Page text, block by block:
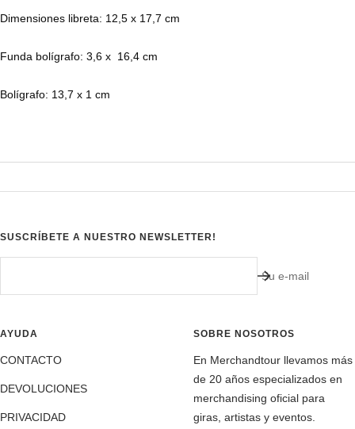
Dimensiones libreta: 12,5 x 17,7 cm
Funda bolígrafo: 3,6 x 16,4 cm
Bolígrafo: 13,7 x 1 cm
SUSCRÍBETE A NUESTRO NEWSLETTER!
Su e-mail
AYUDA
CONTACTO
DEVOLUCIONES
PRIVACIDAD
SOBRE NOSOTROS
En Merchandtour llevamos más
de 20 años especializados en
merchandising oficial para
giras, artistas y eventos.